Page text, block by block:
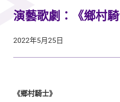
演藝歌劇：《鄉村騎
2022年5月25日
《鄉村騎士》